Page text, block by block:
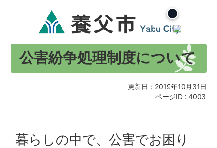
公害紛争処理制度について
更新日：2019年10月31日
ページID : 4003
暮らしの中で、公害でお困り